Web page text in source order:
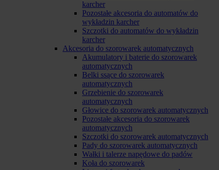
karcher
Pozostałe akcesoria do automatów do
wykładzin karcher
Szczotki do automatów do wykładzin
karcher
Akcesoria do szorowarek automatycznych
Akumulatory i baterie do szorowarek
automatycznych
Belki ssące do szorowarek
automatycznych
Grzebienie do szorowarek
automatycznych
Głowice do szorowarek automatycznych
Pozostałe akcesoria do szorowarek
automatycznych
Szczotki do szorowarek automatycznych
Pady do szorowarek automatycznych
Wałki i talerze napędowe do padów
Koła do szorowarek